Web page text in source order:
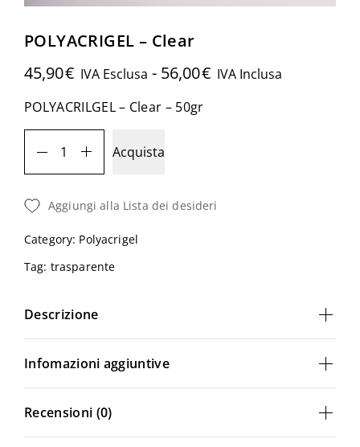
POLYACRIGEL – Clear
45,90€ IVA Esclusa - 56,00€ IVA Inclusa
POLYACRILGEL – Clear – 50gr
Acquista
Aggiungi alla Lista dei desideri
Category: Polyacrigel
Tag: trasparente
Descrizione
Infomazioni aggiuntive
Recensioni (0)